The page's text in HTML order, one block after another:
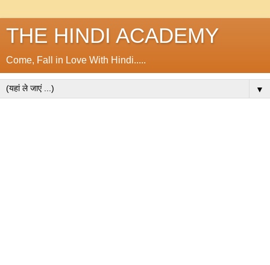
THE HINDI ACADEMY
Come, Fall in Love With Hindi.....
▼